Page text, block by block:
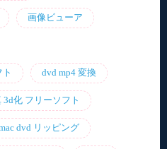
画像ビューア
dvd mp4 変換
3d化 フリーソフト
dvd リッピング